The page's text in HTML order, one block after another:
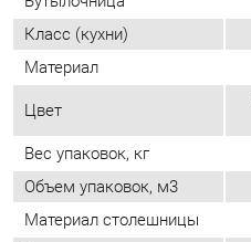
Вес упаковок, кг
Объем упаковок, м3
Материал столешницы
Стиль интерьера
Угловой модуль
ОТЗЫВЫ
Пока нет отзывов, поделитесь